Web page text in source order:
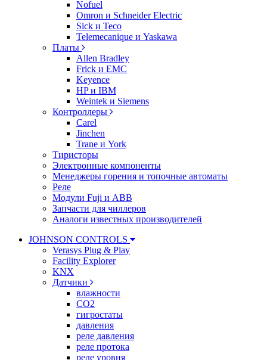
Nofuel
Omron и Schneider Electric
Sick и Teco
Telemecanique и Yaskawa
Платы
Allen Bradley
Frick и EMC
Keyence
HP и IBM
Weintek и Siemens
Контроллеры
Carel
Jinchen
Trane и York
Тиристоры
Электронные компоненты
Менеджеры горения и топочные автоматы
Реле
Модули Fuji и ABB
Запчасти для чиллеров
Аналоги известных производителей
JOHNSON CONTROLS
Verasys Plug & Play
Facility Explorer
KNX
Датчики
влажности
CO2
гигростаты
давления
реле давления
реле протока
реле уровня